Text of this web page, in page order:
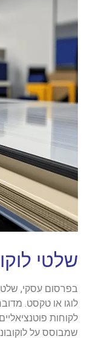
שלטי
בפרסום עסקי,
לוגו או טקסט.
לקוחות
שמבוסס על